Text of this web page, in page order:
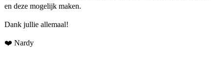
en deze mogelijk maken.
Dank jullie allemaal!
❤️ Nardy